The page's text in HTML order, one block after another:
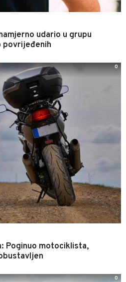
udario u grupu
Poginuo motociklista,
0
0